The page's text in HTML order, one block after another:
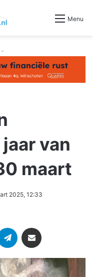
Menu
van
maart
2025, 12:33